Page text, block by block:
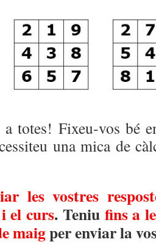
totes! Fixeu-vos bé
una mica de
les vostres
el curs. Teniu fins a
maigper enviar la